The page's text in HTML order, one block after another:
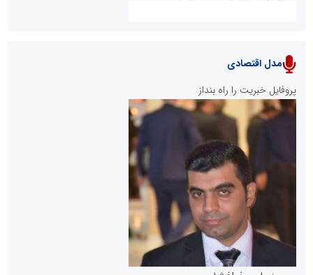
پایگاه خبری نهضت ملی مسکن
پایگاه خبری گفتمان یزد
سازمان بورس و اوراق بهادار
مرجع اخبار موثق در بازارسرمایه
مدل اقتصادی
پروفایل خبریت را راه بنداز